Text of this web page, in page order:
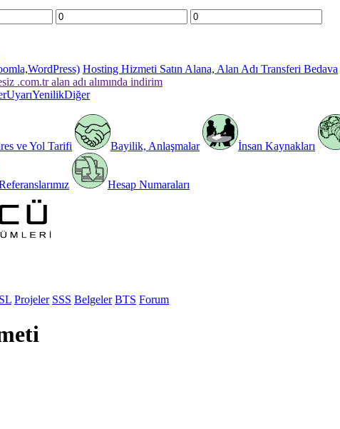
Hosting Hizmeti Satın Alana, Alan Adı Transferi Bedava
.com.tr alan adı alımında indirim
UyarıYenilikDiğer
ve Yol Tarifi Bayilik, Anlaşmalar İnsan Kaynakları
Hesap Numaraları
Projeler SSS Belgeler BTS Forum